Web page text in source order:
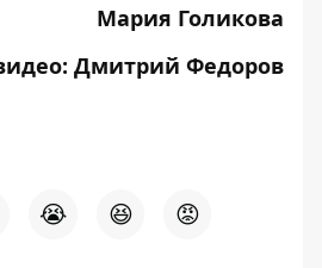
Мария Голикова
Дмитрий Федоров
😭 😆 😡